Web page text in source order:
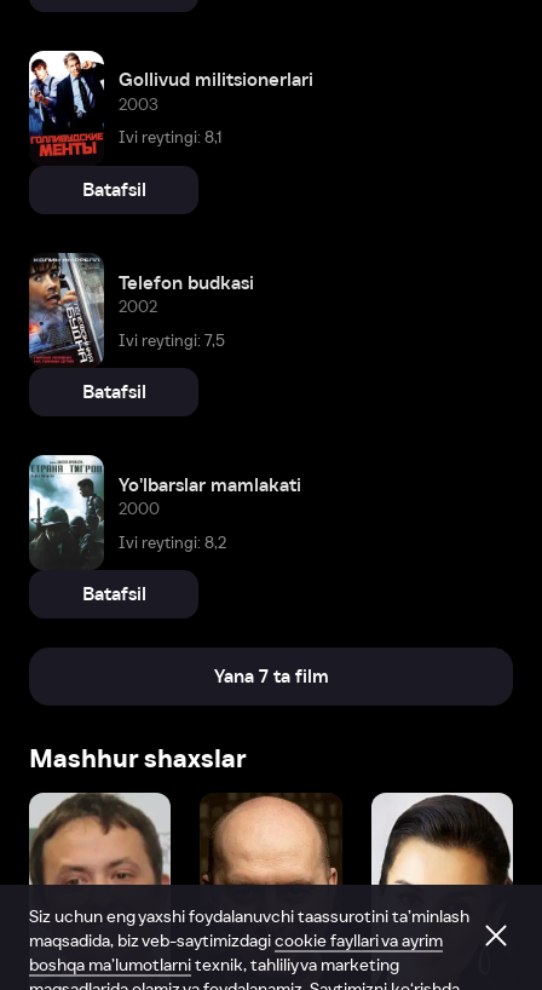
Gollivud militsionerlari
2003
Ivi reytingi: 8,1
Batafsil
Telefon budkasi
2002
Ivi reytingi: 7,5
Batafsil
Yo'lbarslar mamlakati
2000
Ivi reytingi: 8,2
Batafsil
Yana 7 ta film
Mashhur shaxslar
Siz uchun eng yaxshi foydalanuvchi taassurotini ta’minlash
maqsadida, biz veb-saytimizdagicookie fayllari va ayrim
boshqa ma’lumotlarnitexnik, tahliliy va marketing